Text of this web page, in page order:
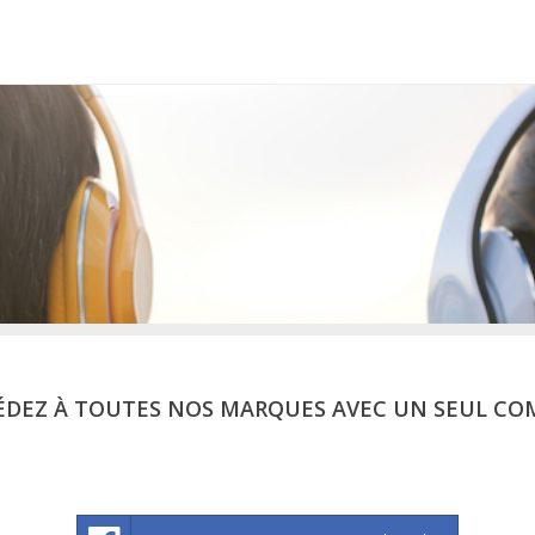
À TOUTES NOS MARQUES AVEC UN SEUL